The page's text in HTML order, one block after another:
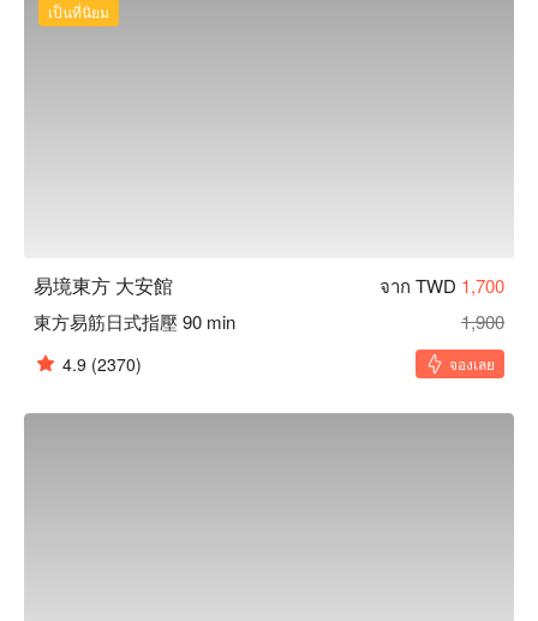
เป็นที่นิยม
易境東方 大安館 จาก TWD 1,700
東方易筋日式指壓 90 min
1,900
4.9 (2370) จองเลย